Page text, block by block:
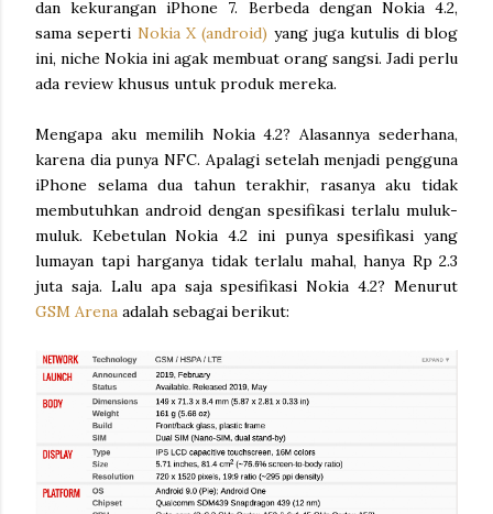
dan kekurangan iPhone 7. Berbeda dengan Nokia 4.2,
sama seperti Nokia X (android) yang juga kutulis di blog
ini, niche Nokia ini agak membuat orang sangsi. Jadi perlu
ada review khusus untuk produk mereka.
Mengapa aku memilih Nokia 4.2? Alasannya sederhana,
karena dia punya NFC. Apalagi setelah menjadi pengguna
iPhone selama dua tahun terakhir, rasanya aku tidak
membutuhkan android dengan spesifikasi terlalu muluk-
muluk. Kebetulan Nokia 4.2 ini punya spesifikasi yang
lumayan tapi harganya tidak terlalu mahal, hanya Rp 2.3
juta saja. Lalu apa saja spesifikasi Nokia 4.2? Menurut
GSM Arena adalah sebagai berikut: